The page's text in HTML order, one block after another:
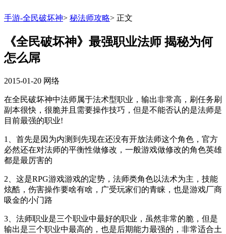
手游-全民破坏神> 秘法师攻略> 正文
《全民破坏神》最强职业法师 揭秘为何
怎么屌
2015-01-20 网络
在全民破坏神中法师属于法术型职业，输出非常高，刷任务刷
副本很快，很脆并且需要操作技巧，但是不能否认的是法师是
目前最强的职业!
1、首先是因为内测到先现在还没有开放法师这个角色，官方
必然还在对法师的平衡性做修改，一般游戏做修改的角色英雄
都是最厉害的
2、这是RPG游戏游戏的定势，法师类角色以法术为主，技能
炫酷，伤害操作要啥有啥，广受玩家们的青睐，也是游戏厂商
吸金的小门路
3、法师职业是三个职业中最好的职业，虽然非常的脆，但是
输出是三个职业中最高的，也是后期能力最强的，非常适合土